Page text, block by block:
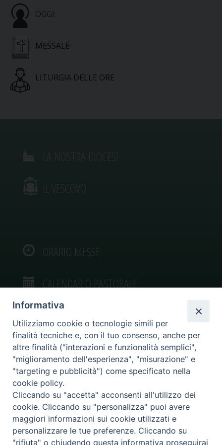
OGGI:
MESSALE
LITURGIA DELLE ORE
IL VESCOVO
ORARIO MESSE
CALENDARIO PASTORALE
VIDEOGALLERY
PHOTOGALLERY
Diocesi di Caltagirone
Informativa
Utilizziamo cookie o tecnologie simili per
finalità tecniche e, con il tuo consenso, anche per
altre finalità ("interazioni e funzionalità semplici",
"miglioramento dell'esperienza", "misurazione" e
"targeting e pubblicità") come specificato nella
cookie policy.
Cliccando su "accetta" acconsenti all'utilizzo dei
cookie. Cliccando su "personalizza" puoi avere
maggiori informazioni sui cookie utilizzati e
personalizzare le tue preferenze. Cliccando su
"rifiuta" o chiudendo questa informativa proseguirai